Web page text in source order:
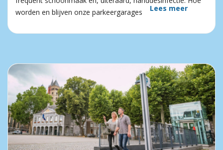
worden en blijven onze parkeergarages
Lees meer